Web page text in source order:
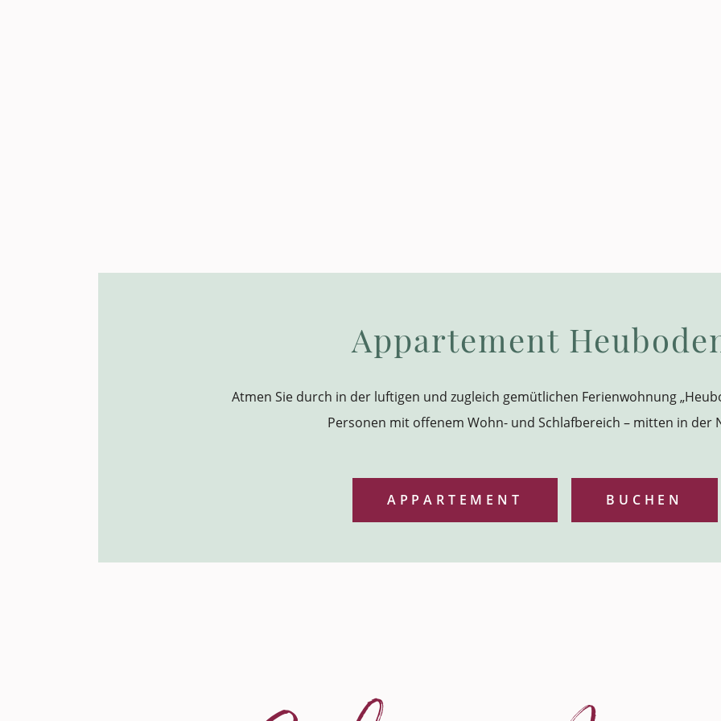
Appartement
Atmen Sie durch in der luftigen und zugleich gemütlichen Ferienwohnung
Personen mit offenem Wohn- und Schlafbereich – mitten in der
APPARTEMENT BUCHEN